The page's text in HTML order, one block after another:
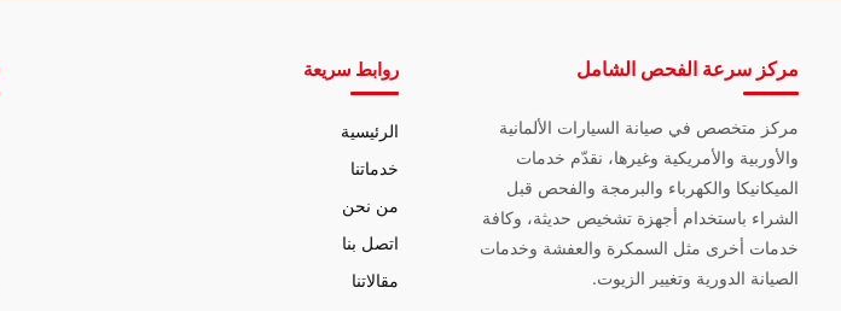
مركز سرعة الفحص الشامل
مركز متخصص في صيانة السيارات الألمانية
والأوربية والأمريكية وغيرها، نقدّم خدمات
الميكانيكا والكهرباء والبرمجة والفحص قبل
الشراء باستخدام أجهزة تشخيص حديثة، وكافة
خدمات أخرى مثل السمكرة والعفشة وخدمات
الصيانة الدورية وتغيير الزيوت.
روابط سريعة
الرئيسية
خدماتنا
من نحن
اتصل بنا
مقالاتنا